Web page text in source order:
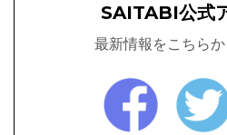
SAITABI公式
最新情報をこちらか